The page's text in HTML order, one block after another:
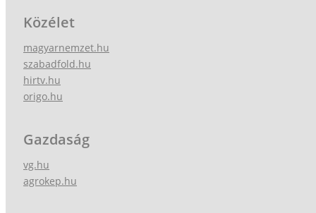
Közélet
magyarnemzet.hu
szabadfold.hu
hirtv.hu
origo.hu
Gazdaság
vg.hu
agrokep.hu